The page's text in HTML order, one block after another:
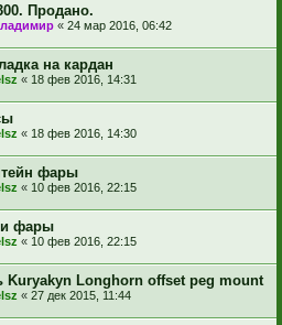
Продано.
« 24 мар 2016, 06:42
на кардан
« 18 фев 2016, 14:31
« 18 фев 2016, 14:30
фары
« 10 фев 2016, 22:15
фары
« 10 фев 2016, 22:15
Kuryakyn Longhorn offset peg mount
« 27 дек 2015, 11:44